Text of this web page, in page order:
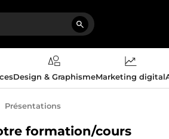
Design & GraphismeMarketing digital
Présentations
formation/cours